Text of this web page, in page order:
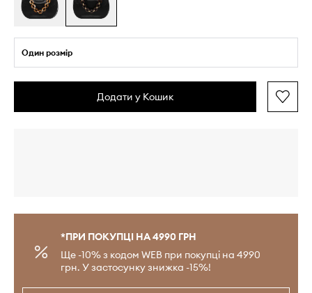
Один розмір
Додати у Кошик
*ПРИ ПОКУПЦІ НА 4990 ГРН
Ще -10% з кодом WEB при покупці на 4990
грн. У застосунку знижка -15%!